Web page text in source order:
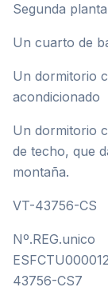
Segunda
Un cuarto de
Un dormitorio
acondicionado
Un dormitorio
de techo, que
montaña.
VT-43756-CS
Nº.REG.unico
43756-CS7